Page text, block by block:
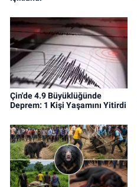
Çin'de 4.9 Büyüklüğünde
Deprem: 1 Kişi Yaşamını Yitirdi